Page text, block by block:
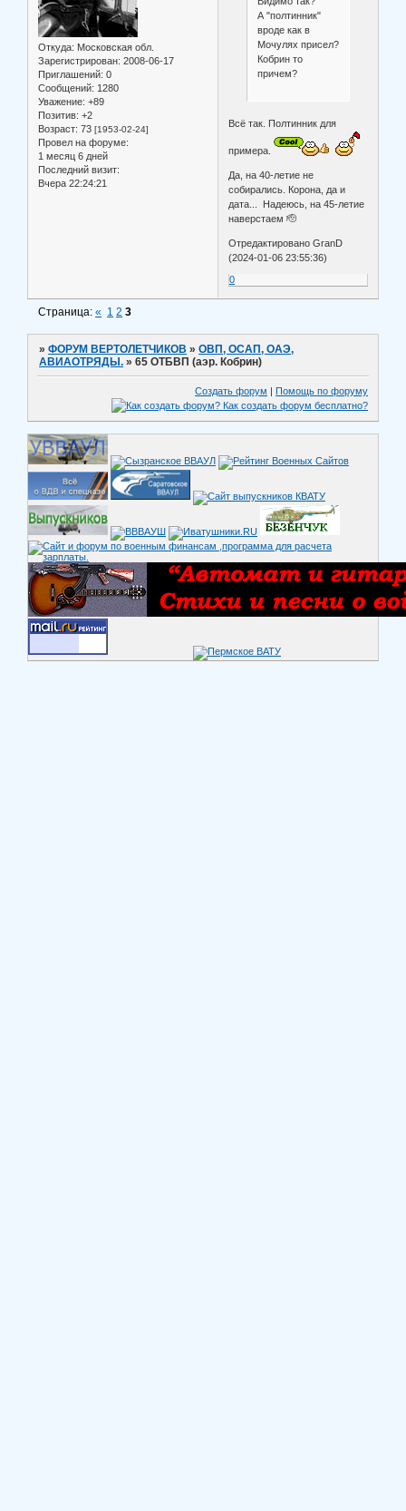
Откуда: Московская обл.
Зарегистрирован: 2008-06-17
Приглашений: 0
Сообщений: 1280
Уважение: +89
Позитив: +2
Возраст: 73 [1953-02-24]
Провел на форуме:
1 месяц 6 дней
Последний визит:
Вчера 22:24:21
А "полтинник"
вроде как в
Мочулях присел?
Кобрин то
причем?
Всё так. Полтинник для
примера.
Да, на 40-летие не
собирались. Корона, да и
дата... Надеюсь, на 45-летие
наверстаем 🫡
Отредактировано GranD
(2024-01-06 23:55:36)
0
Страница:« 1 2 3
»ФОРУМ ВЕРТОЛЕТЧИКОВ »ОВП, ОСАП, ОАЭ,
АВИАОТРЯДЫ. »65 ОТБВП (аэр. Кобрин)
Создать форум | Помощь по форуму